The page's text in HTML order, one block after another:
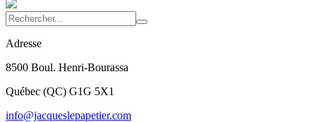
Adresse
8500 Boul. Henri-Bourassa
Québec (QC) G1G 5X1
info@jacqueslepapetier.com